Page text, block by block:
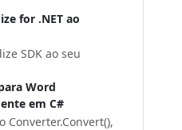
for .NET ao
SDK ao seu
Word
em C#
Converter.Convert(),